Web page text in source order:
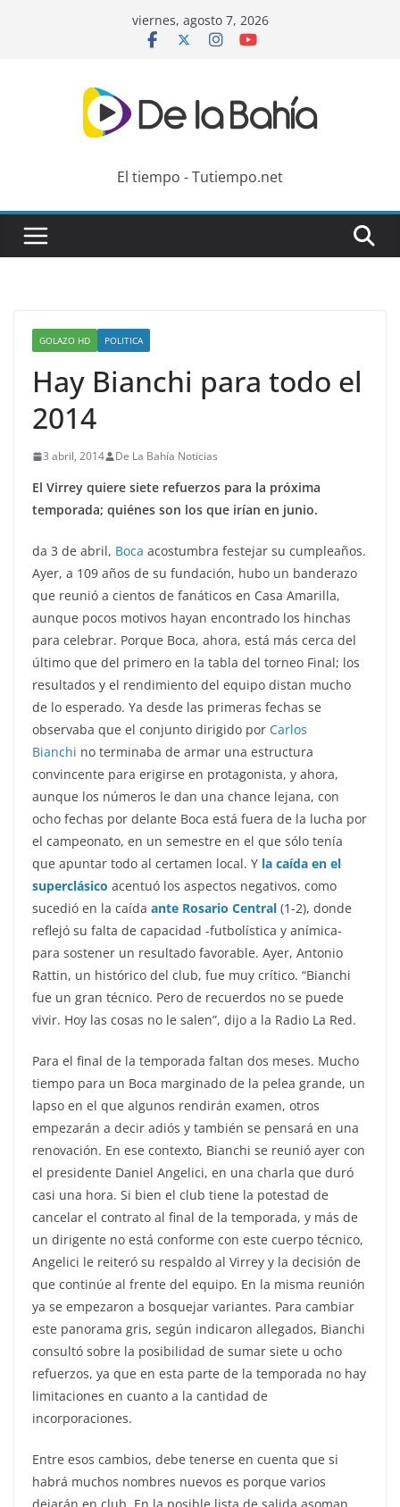
viernes, agosto 7, 2026
El tiempo - Tutiempo.net
GOLAZO HD POLITICA
Hay Bianchi para todo el
2014
3 abril, 2014 De La Bahía Noticias
El Virrey quiere siete refuerzos para la próxima
temporada; quiénes son los que irían en junio.
da 3 de abril, Boca acostumbra festejar su cumpleaños.
Ayer, a 109 años de su fundación, hubo un banderazo
que reunió a cientos de fanáticos en Casa Amarilla,
aunque pocos motivos hayan encontrado los hinchas
para celebrar. Porque Boca, ahora, está más cerca del
último que del primero en la tabla del torneo Final; los
resultados y el rendimiento del equipo distan mucho
de lo esperado. Ya desde las primeras fechas se
observaba que el conjunto dirigido por Carlos
Bianchi no terminaba de armar una estructura
convincente para erigirse en protagonista, y ahora,
aunque los números le dan una chance lejana, con
ocho fechas por delante Boca está fuera de la lucha por
el campeonato, en un semestre en el que sólo tenía
que apuntar todo al certamen local. Y la caída en el
superclásico acentuó los aspectos negativos, como
sucedió en la caída ante Rosario Central (1-2), donde
reflejó su falta de capacidad -futbolística y anímica-
para sostener un resultado favorable. Ayer, Antonio
Rattin, un histórico del club, fue muy crítico. “Bianchi
fue un gran técnico. Pero de recuerdos no se puede
vivir. Hoy las cosas no le salen”, dijo a la Radio La Red.
Para el final de la temporada faltan dos meses. Mucho
tiempo para un Boca marginado de la pelea grande, un
lapso en el que algunos rendirán examen, otros
empezarán a decir adiós y también se pensará en una
renovación. En ese contexto, Bianchi se reunió ayer con
el presidente Daniel Angelici, en una charla que duró
casi una hora. Si bien el club tiene la potestad de
cancelar el contrato al final de la temporada, y más de
un dirigente no está conforme con este cuerpo técnico,
Angelici le reiteró su respaldo al Virrey y la decisión de
que continúe al frente del equipo. En la misma reunión
ya se empezaron a bosquejar variantes. Para cambiar
este panorama gris, según indicaron allegados, Bianchi
consultó sobre la posibilidad de sumar siete u ocho
refuerzos, ya que en esta parte de la temporada no hay
limitaciones en cuanto a la cantidad de
incorporaciones.
Entre esos cambios, debe tenerse en cuenta que si
habrá muchos nombres nuevos es porque varios